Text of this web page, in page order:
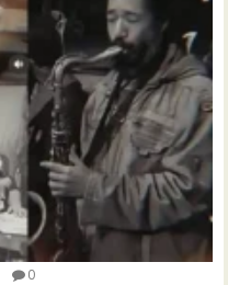
0